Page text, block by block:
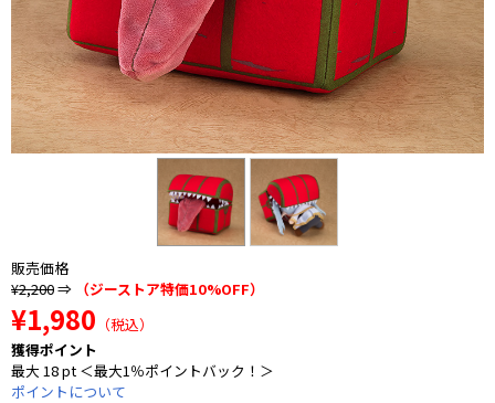
販売価格
¥2,200⇒ （ジーストア特価10%OFF）
¥1,980 （税込）
獲得ポイント
最大 18 pt ＜最大1％ポイントバック！＞
ポイントについて